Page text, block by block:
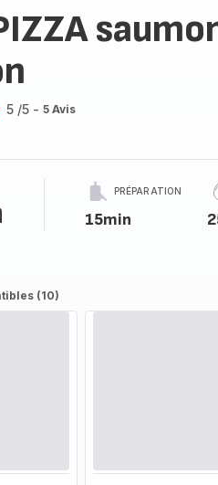
5 /5 - 5 Avis
PRÉPARATION
15min
(10)